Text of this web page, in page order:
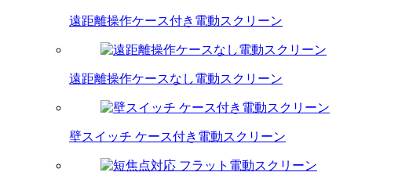
遠距離操作ケース付き電動スクリーン
遠距離操作ケースなし電動スクリーン
壁スイッチ ケース付き電動スクリーン